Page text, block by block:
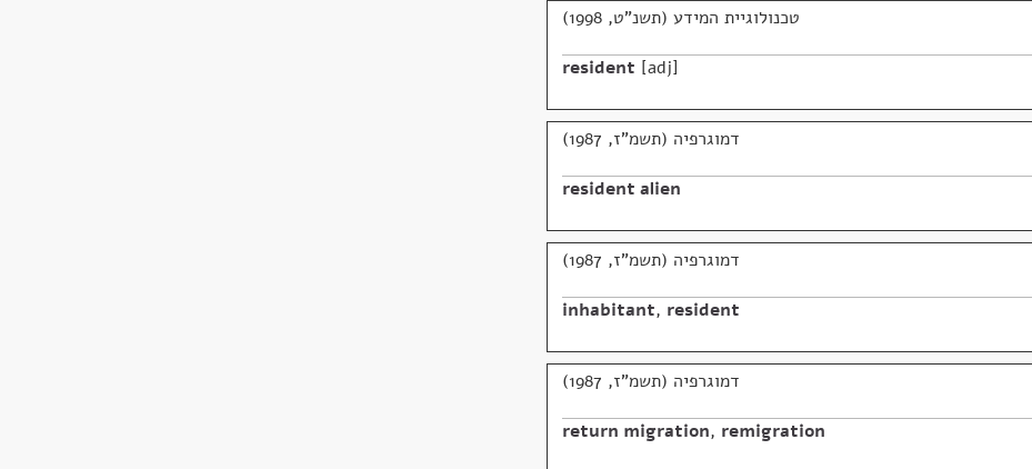
טכנולוגיית המידע (תשנ"ט, 1998)
resident adj
דמוגרפיה (תשמ"ז, 1987)
resident alien
דמוגרפיה (תשמ"ז, 1987)
inhabitant, resident
דמוגרפיה (תשמ"ז, 1987)
return migration, remigration